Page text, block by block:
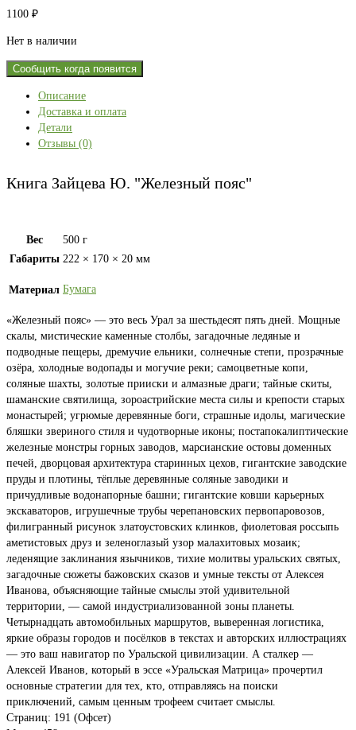
1100 ₽
Нет в наличии
Сообщить когда появится
Описание
Доставка и оплата
Детали
Отзывы (0)
Книга Зайцева Ю. "Железный пояс"
Вес
500 г
Габариты 222 × 170 × 20 мм
Материал Бумага
«Железный пояс» — это весь Урал за шестьдесят пять дней. Мощные
скалы, мистические каменные столбы, загадочные ледяные и
подводные пещеры, дремучие ельники, солнечные степи, прозрачные
озёра, холодные водопады и могучие реки; самоцветные копи,
соляные шахты, золотые прииски и алмазные драги; тайные скиты,
шаманские святилища, зороастрийские места силы и крепости старых
монастырей; угрюмые деревянные боги, страшные идолы, магические
бляшки звериного стиля и чудотворные иконы; постапокалиптические
железные монстры горных заводов, марсианские остовы доменных
печей, дворцовая архитектура старинных цехов, гигантские заводские
пруды и плотины, тёплые деревянные соляные заводики и
причудливые водонапорные башни; гигантские ковши карьерных
экскаваторов, игрушечные трубы черепановских первопаровозов,
филигранный рисунок златоустовских клинков, фиолетовая россыпь
аметистовых друз и зеленоглазый узор малахитовых мозаик;
леденящие заклинания язычников, тихие молитвы уральских святых,
загадочные сюжеты бажовских сказов и умные тексты от Алексея
Иванова, объясняющие тайные смыслы этой удивительной
территории, — самой индустриализованной зоны планеты.
Четырнадцать автомобильных маршрутов, выверенная логистика,
яркие образы городов и посёлков в текстах и авторских иллюстрациях
— это ваш навигатор по Уральской цивилизации. А сталкер —
Алексей Иванов, который в эссе «Уральская Матрица» прочертил
основные стратегии для тех, кто, отправляясь на поиски
приключений, самым ценным трофеем считает смыслы.
Страниц: 191 (Офсет)